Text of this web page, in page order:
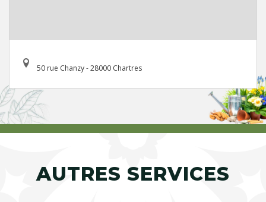
50 rue Chanzy - 28000 Chartres
AUTRES SERVICES